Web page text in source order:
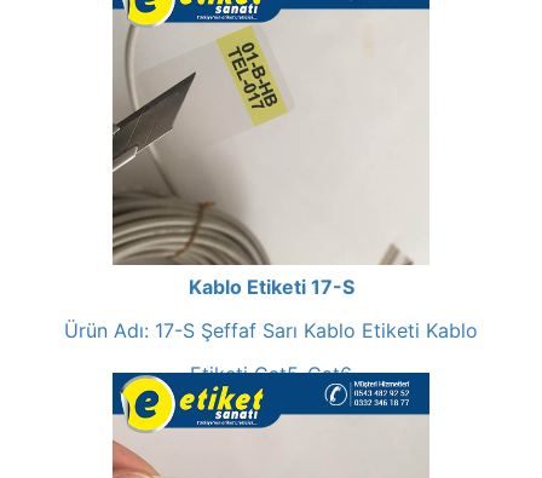
Kablo Etiketi 17-S
Ürün Adı: 17-S Şeffaf Sarı Kablo Etiketi Kablo
Etiketi Cat5-Cat6